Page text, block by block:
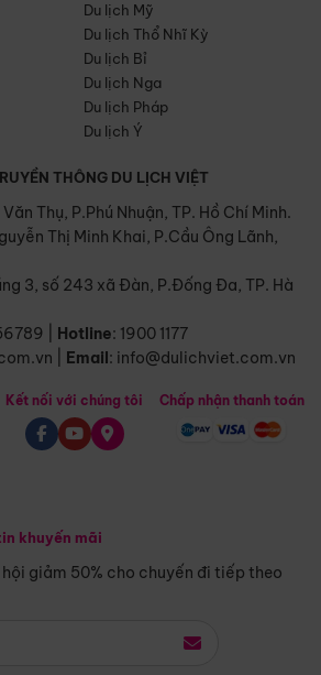
Du lịch Mỹ
Du lịch Thổ Nhĩ Kỳ
Du lịch Bỉ
Du lịch Nga
Du lịch Pháp
Du lịch Ý
THÔNG DU LỊCH VIỆT
Thụ, P.Phú Nhuận, TP. Hồ Chí Minh.
Thị Minh Khai, P.Cầu Ông Lãnh,
3, số 243 xã Đàn, P.Đống Đa, TP. Hà
Hotline: 1900 1177
Email: info@dulichviet.com.vn
khuyến mãi
giảm 50% cho chuyến đi tiếp theo
Kết nối với chúng tôi Chấp nhận thanh toán